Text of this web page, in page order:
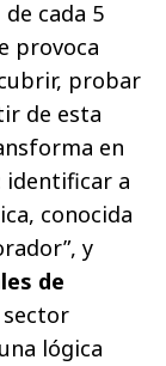
cada 5
provoca
probar
de esta
en
identificar a
conocida
y
de
lógica